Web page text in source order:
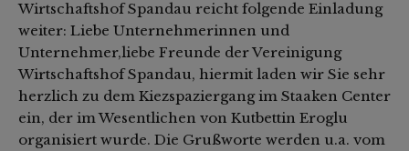
Wirtschaftshof Spandau reicht folgende Einladung
weiter: Liebe Unternehmerinnen und
Unternehmer,liebe Freunde der Vereinigung
Wirtschaftshof Spandau, hiermit laden wir Sie sehr
herzlich zu dem Kiezspaziergang im Staaken Center
ein, der im Wesentlichen von Kutbettin Eroglu
organisiert wurde. Die Grußworte werden u.a. vom